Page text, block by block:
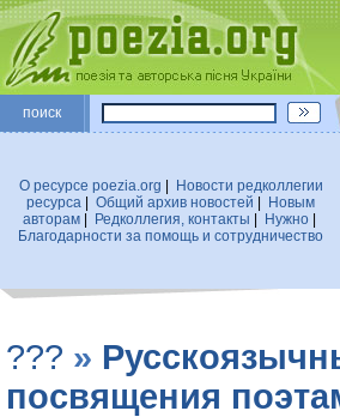
поиск
О ресурсе poezia.org
Новости редколлегии
ресурса
Общий архив новостей
Новым
авторам| Редколлегия, контакты Нужно|
Благодарности за помощь и сотрудничество
??? »
посвящения